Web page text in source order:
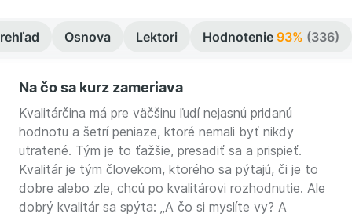
Osnova Lektori Hodnotenie 93% (336)
Na čo sa kurz zameriava
Kvalitárčina má pre väčšinu ľudí nejasnú pridanú
hodnotu a šetrí peniaze, ktoré nemali byť nikdy
utratené. Tým je to ťažšie, presadiť sa a prispieť.
Kvalitár je tým človekom, ktorého sa pýtajú, či je to
dobre alebo zle, chcú po kvalitárovi rozhodnutie. Ale
dobrý kvalitár sa spýta: „A čo si myslíte vy? A